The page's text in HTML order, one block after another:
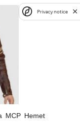
MCP Hemet
Privacy notice